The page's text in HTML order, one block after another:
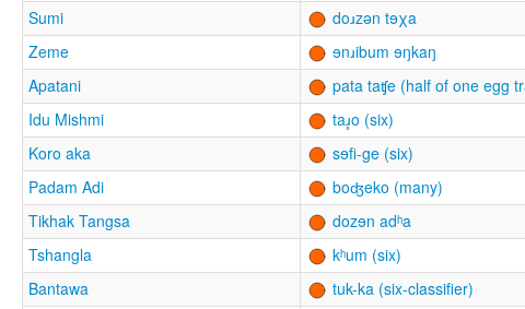
Sumi
doɹzən tɘχa
Zeme
ɘnɹibum ɘŋkaŋ
Apatani
pata taʧe (half of one egg
Idu Mishmi
taɹ̥o (six)
Koro aka
sɘfi-ge (six)
Padam Adi
boʤeko (many)
Tikhak Tangsa
dozɘn adʰa
Tshangla
kʰum (six)
Bantawa
tuk-ka (six-classifier)